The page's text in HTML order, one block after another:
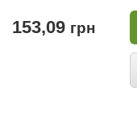
153,09 грн